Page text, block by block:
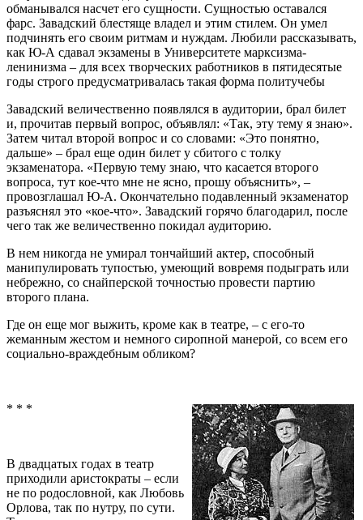
обманывался насчет его сущности. Сущностью оставался
фарс. Завадский блестяще владел и этим стилем. Он умел
подчинять его своим ритмам и нуждам. Любили рассказывать,
как Ю-А сдавал экзамены в Университете марксизма-
ленинизма – для всех творческих работников в пятидесятые
годы строго предусматривалась такая форма политучебы
Завадский величественно появлялся в аудитории, брал билет
и, прочитав первый вопрос, объявлял: «Так, эту тему я знаю».
Затем читал второй вопрос и со словами: «Это понятно,
дальше» – брал еще один билет у сбитого с толку
экзаменатора. «Первую тему знаю, что касается второго
вопроса, тут кое-что мне не ясно, прошу объяснить», –
провозглашал Ю-А. Окончательно подавленный экзаменатор
разъяснял это «кое-что». Завадский горячо благодарил, после
чего так же величественно покидал аудиторию.
В нем никогда не умирал тончайший актер, способный
манипулировать тупостью, умеющий вовремя подыграть или
небрежно, со снайперской точностью провести партию
второго плана.
Где он еще мог выжить, кроме как в театре, – с его-то
жеманным жестом и немного сиропной манерой, со всем его
социально-враждебным обликом?
* * *
В двадцатых годах в театр
приходили аристократы – если
не по родословной, как Любовь
Орлова, так по нутру, по сути.